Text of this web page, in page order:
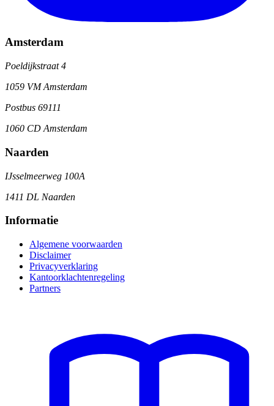
Amsterdam
Poeldijkstraat 4
1059 VM Amsterdam
Postbus 69111
1060 CD Amsterdam
Naarden
IJsselmeerweg 100A
1411 DL Naarden
Informatie
Algemene voorwaarden
Disclaimer
Privacyverklaring
Kantoorklachtenregeling
Partners